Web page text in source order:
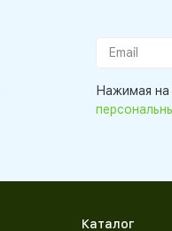
Нажимая на
Каталог